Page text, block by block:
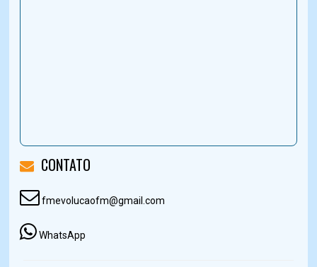
CONTATO
fmevolucaofm@gmail.com
WhatsApp